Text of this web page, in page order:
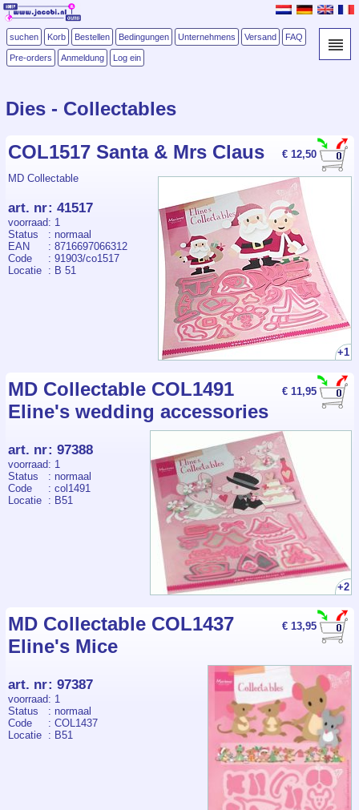
suchen Korb Bestellen Bedingungen Unternehmens Versand FAQ
Pre-orders Anmeldung Log ein
Dies - Collectables
€ 12,50
COL1517 Santa & Mrs Claus
MD Collectable
+1
art. nr: 41517
voorraad: 1
Status
: normaal
EAN
: 8716697066312
Code
: 91903/co1517
Locatie : B 51
€ 11,95
MD Collectable COL1491
Eline's wedding accessories
+2
art. nr: 97388
voorraad: 1
Status
: normaal
Code
: col1491
Locatie : B51
€ 13,95
MD Collectable COL1437
Eline's Mice
art. nr: 97387
voorraad: 1
Status
: normaal
Code
: COL1437
Locatie : B51